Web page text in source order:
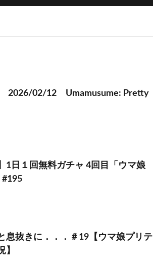
2026/02/12 Umamusume: Pretty
1日１回無料ガチャ 4回目「ウマ娘
#195
息抜きに．．．＃19【ウマ娘プリテ
】